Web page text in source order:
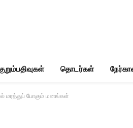
தொடர்கள்
மரத்துப் போகும் மனங்கள்